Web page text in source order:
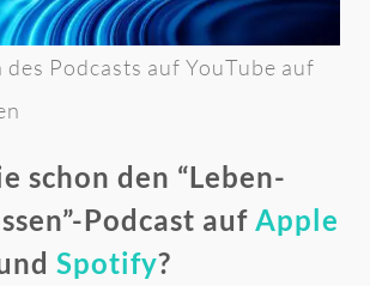
Podcasts auf YouTube auf
schon den “Leben-
Podcast auf Apple
Spotify?